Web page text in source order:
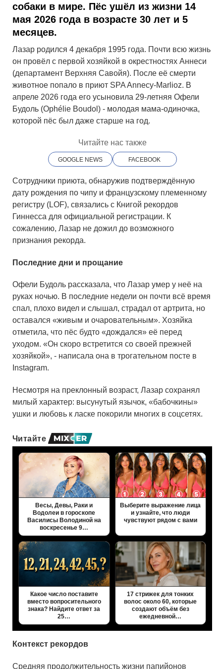
собаки в мире. Пёс ушёл из жизни 14
мая 2026 года в возрасте 30 лет и 5
месяцев.
Лазар родился 4 декабря 1995 года. Почти всю жизнь
он провёл с первой хозяйкой в окрестностях Аннеси
(департамент Верхняя Савойя). После её смерти
животное попало в приют SPA Annecy-Marlioz. В
апреле 2026 года его усыновила 29-летняя Офели
Будоль (Ophélie Boudol) - молодая мама-одиночка,
которой пёс был даже старше на год.
Читайте нас также
GOOGLE NEWS FACEBOOK
Сотрудники приюта, обнаружив подтверждённую
дату рождения по чипу и французскому племенному
регистру (LOF), связались с Книгой рекордов
Гиннесса для официальной регистрации. К
сожалению, Лазар не дожил до возможного
признания рекорда.
Последние дни и прощание
Офели Будоль рассказала, что Лазар умер у неё на
руках ночью. В последние недели он почти всё время
спал, плохо видел и слышал, страдал от артрита, но
оставался «живым и очаровательным». Хозяйка
отметила, что пёс будто «дождался» её перед
уходом. «Он скоро встретится со своей прежней
хозяйкой», - написала она в трогательном посте в
Instagram.
Несмотря на преклонный возраст, Лазар сохранял
милый характер: высунутый язычок, «бабочкины»
ушки и любовь к ласке покорили многих в соцсетях.
Читайте
Весы, Девы, Раки и
Водолеи в гороскопе
Василисы Володиной на
воскресенье 9…
Выберите выражение лица
и узнайте, что люди
чувствуют рядом с вами
Какое число поставите
вместо вопросительного
знака? Найдите ответ за
25…
17 стрижек для тонких
волос около 60, которые
создают объём без
ежедневной…
Контекст рекордов
Средняя продолжительность жизни папийонов